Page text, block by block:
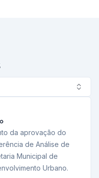
da aprovação do
de Análise de
Municipal de
Urbano.